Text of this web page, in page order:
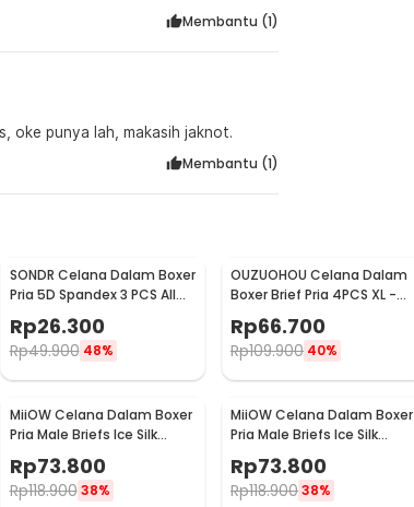
Membantu (1)
oke punya lah, makasih jaknot.
Membantu (1)
SONDR Celana Dalam Boxer
Pria 5D Spandex 3 PCS All
Size - MU0020
Rp26.300
Rp49.900 48%
OUZUOHOU Celana Dalam
Boxer Brief Pria 4PCS XL -
MU0030
Rp66.700
Rp109.900 40%
MiiOW Celana Dalam Boxer
Pria Male Briefs Ice Silk
Nylon Spandex 3 PCS XL -
M3
Rp73.800
Rp118.900 38%
MiiOW Celana Dalam Boxer
Pria Male Briefs Ice Silk
Nylon Spandex 3 PCS XXL -
M3
Rp73.800
Rp118.90038%